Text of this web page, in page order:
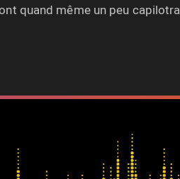
quand même un peu